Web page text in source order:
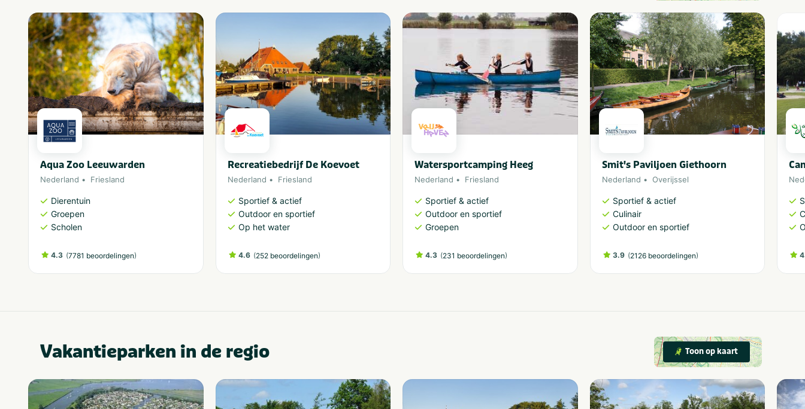
Aqua Zoo Leeuwarden
Nederland Friesland
Dierentuin
Groepen
Scholen
4.3 (7781 beoordelingen)
Recreatiebedrijf De Koevoet
Nederland Friesland
Sportief & actief
Outdoor en sportief
Op het water
4.6 (252 beoordelingen)
Watersportcamping Heeg
Nederland Friesland
Sportief & actief
Outdoor en sportief
Groepen
4.3 (231 beoordelingen)
Smit's Paviljoen Giethoorn
Nederland Overijssel
Sportief & actief
Culinair
Outdoor en sportief
3.9 (2126 beoordelingen)
Vakantieparken in de regio Toon op kaart